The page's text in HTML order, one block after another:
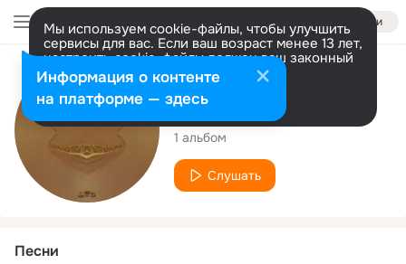
Войти
Мы используем cookie-файлы, чтобы улучшить
сервисы для вас. Если ваш возраст менее 13 лет,
настроить cookie-файлы должен ваш законный
представитель. Больше информации
Разрешить все Настроить
Исполнитель
Aesthète
1 альбом
Слушать
Песни
Информация о контенте
на платформе — здесь